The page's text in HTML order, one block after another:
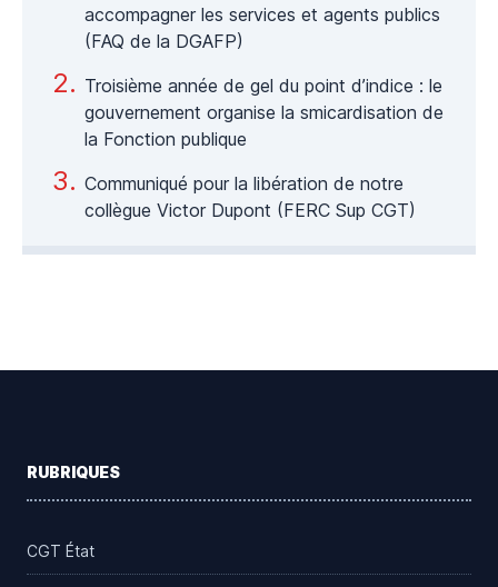
accompagner les services et agents publics
(FAQ de la DGAFP)
Troisième année de gel du point d’indice : le
gouvernement organise la smicardisation de
la Fonction publique
Communiqué pour la libération de notre
collègue Victor Dupont (FERC Sup CGT)
RUBRIQUES
CGT État